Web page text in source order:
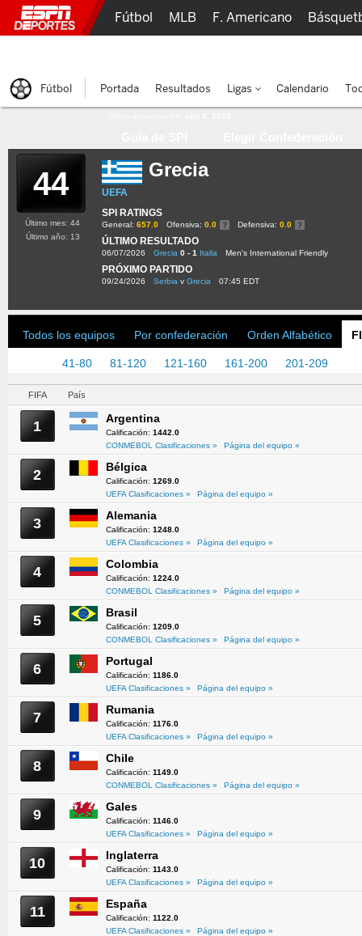
44 Grecia
UEFA
SPI RATINGS
General: 657.0 Ofensiva: 0.0 Defensiva: 0.0
ÚLTIMO RESULTADO
06/07/2026 Grecia 0 - 1 Italia Men's International Friendly
PRÓXIMO PARTIDO
09/24/2026 Serbia v Grecia 07:45 EDT
Último mes: 44
Último año: 13
Todos los equipos Por confederación Orden Alfabético
41-80 81-120 121-160 161-200 201-209
FIFA País
1 Argentina
Calificación: 1442.0
CONMEBOL Clasificaciones »
Página del equipo »
2 Bélgica
Calificación: 1269.0
UEFA Clasificaciones »
Página del equipo »
3 Alemania
Calificación: 1248.0
UEFA Clasificaciones »
Página del equipo »
4 Colombia
Calificación: 1224.0
CONMEBOL Clasificaciones »
Página del equipo »
5 Brasil
Calificación: 1209.0
CONMEBOL Clasificaciones »
Página del equipo »
6 Portugal
Calificación: 1186.0
UEFA Clasificaciones »
Página del equipo »
7 Rumania
Calificación: 1176.0
UEFA Clasificaciones »
Página del equipo »
8 Chile
Calificación: 1149.0
CONMEBOL Clasificaciones »
Página del equipo »
9 Gales
Calificación: 1146.0
UEFA Clasificaciones »
Página del equipo »
10 Inglaterra
Calificación: 1143.0
UEFA Clasificaciones »
Página del equipo »
11 España
Calificación: 1122.0
UEFA Clasificaciones »
Página del equipo »
Fútbol MLB F. Americano
Fútbol Portada Resultados Ligas Calendario